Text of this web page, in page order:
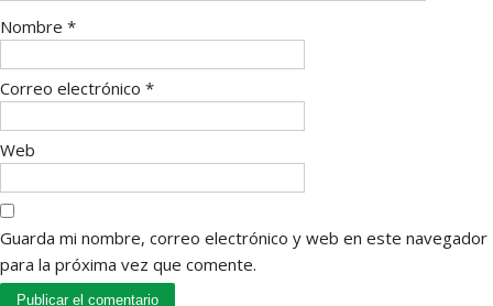
Nombre *
Correo electrónico *
Web
Guarda mi nombre, correo electrónico y web en este navegador
para la próxima vez que comente.